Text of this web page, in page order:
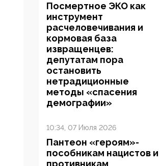
Посмертное ЭКО как
инструмент
расчеловечивания и
кормовая база
извращенцев:
депутатам пора
остановить
нетрадиционные
методы «спасения
демографии»
10:34, 07 Июля 2026
Пантеон «героям»-
пособникам нацистов и
противникам